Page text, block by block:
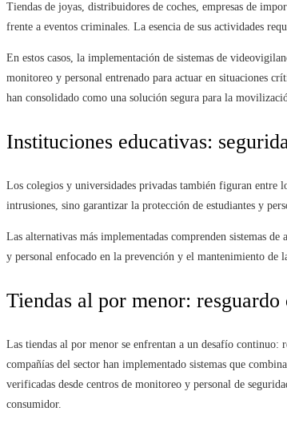
Tiendas de joyas, distribuidores de coches, empresas de
frente a eventos criminales. La esencia de sus actividades
En estos casos, la implementación de sistemas de
monitoreo y personal entrenado para actuar en situaciones
han consolidado como una solución segura para la
Instituciones educativas:
Los colegios y universidades privadas también figuran entre
intrusiones, sino garantizar la protección de estudiantes y
Las alternativas más implementadas comprenden sistemas
y personal enfocado en la prevención y el mantenimiento de
Tiendas al por menor:
Las tiendas al por menor se enfrentan a un desafío continuo:
compañías del sector han implementado sistemas que
verificadas desde centros de monitoreo y personal de
consumidor.